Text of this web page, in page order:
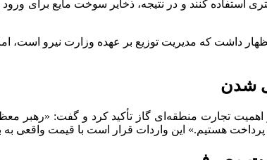
داشت که مدیریت توزیع بر عهده وزارت نیرو است،
شدن
تجارت منطقه‌ای گاز تأکید کرد و گفت: «رهبر
هستیم.» این واردات قرار است با قیمت واقعی